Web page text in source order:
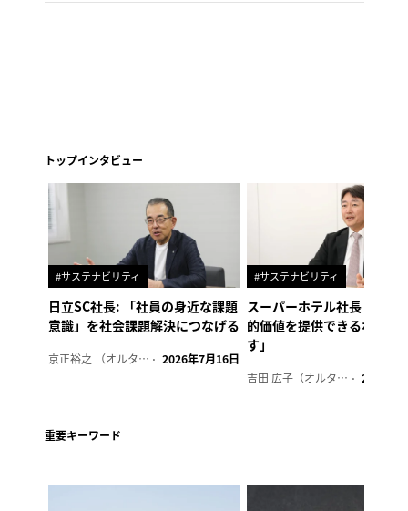
トップインタビュー
#サステナビリティ
日立SC社長: 「社員の身近な課題
意識」を社会課題解決につなげる
京正裕之 （オルタナ副編集長） 2026年7月16日
#サステナビリティ
スーパーホテル社長「地域
的価値を提供できるホテル
す」
吉田 広子（オルタナ輪番編集長） 2026年6
重要キーワード